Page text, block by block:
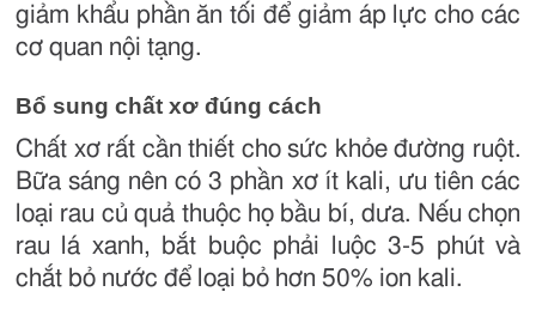
giảm khẩu phần ăn tối để giảm áp lực cho các
cơ quan nội tạng.
Bổ sung chất xơ đúng cách
Chất xơ rất cần thiết cho sức khỏe đường ruột.
Bữa sáng nên có 3 phần xơ ít kali, ưu tiên các
loại rau củ quả thuộc họ bầu bí, dưa. Nếu chọn
rau lá xanh, bắt buộc phải luộc 3-5 phút và
chắt bỏ nước để loại bỏ hơn 50% ion kali.